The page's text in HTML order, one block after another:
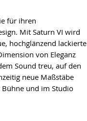
für ihren
Mit Saturn VI wird
hochglänzend lackierte
von Eleganz
Sound treu, auf den
neue Maßstäbe
und im Studio